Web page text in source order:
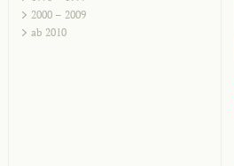
2000 – 2009
ab 2010